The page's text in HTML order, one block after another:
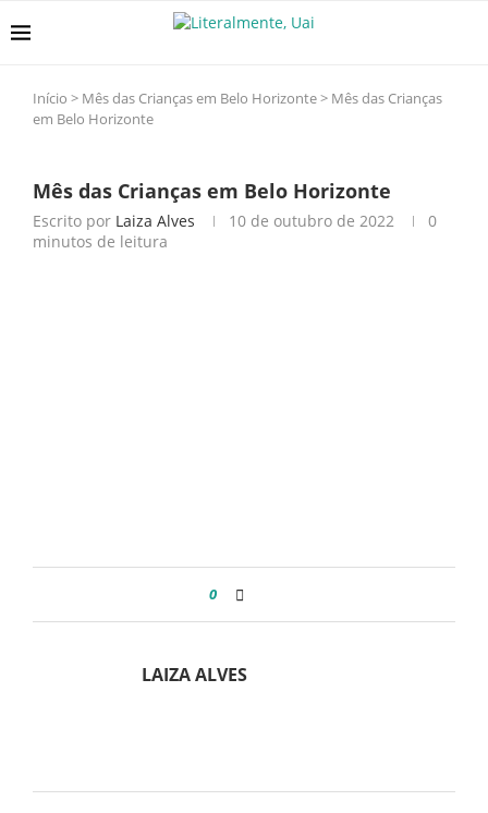
Início > Mês das Crianças em Belo Horizonte> Mês das Crianças
em Belo Horizonte
Mês das Crianças em Belo Horizonte
Escrito por Laiza Alves 10 de outubro de 2022
0
minutos de leitura
0
LAIZA ALVES